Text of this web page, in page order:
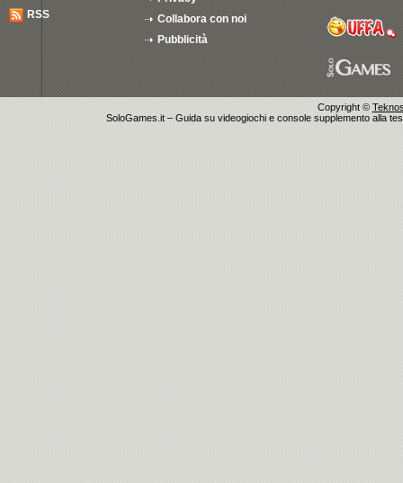
RSS
Collabora con noi
Pubblicità
Copyright ©
SoloGames.it – Guida su videogiochi e console supplemento alla